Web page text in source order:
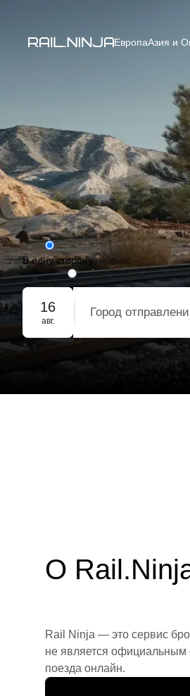
ЕвропаАзия и
В одну сторону
Туда-обратно
Групповое бронирование
16
авг.
Город
О
Rail Ninja — это сервис
не является официальным
поезда онлайн.